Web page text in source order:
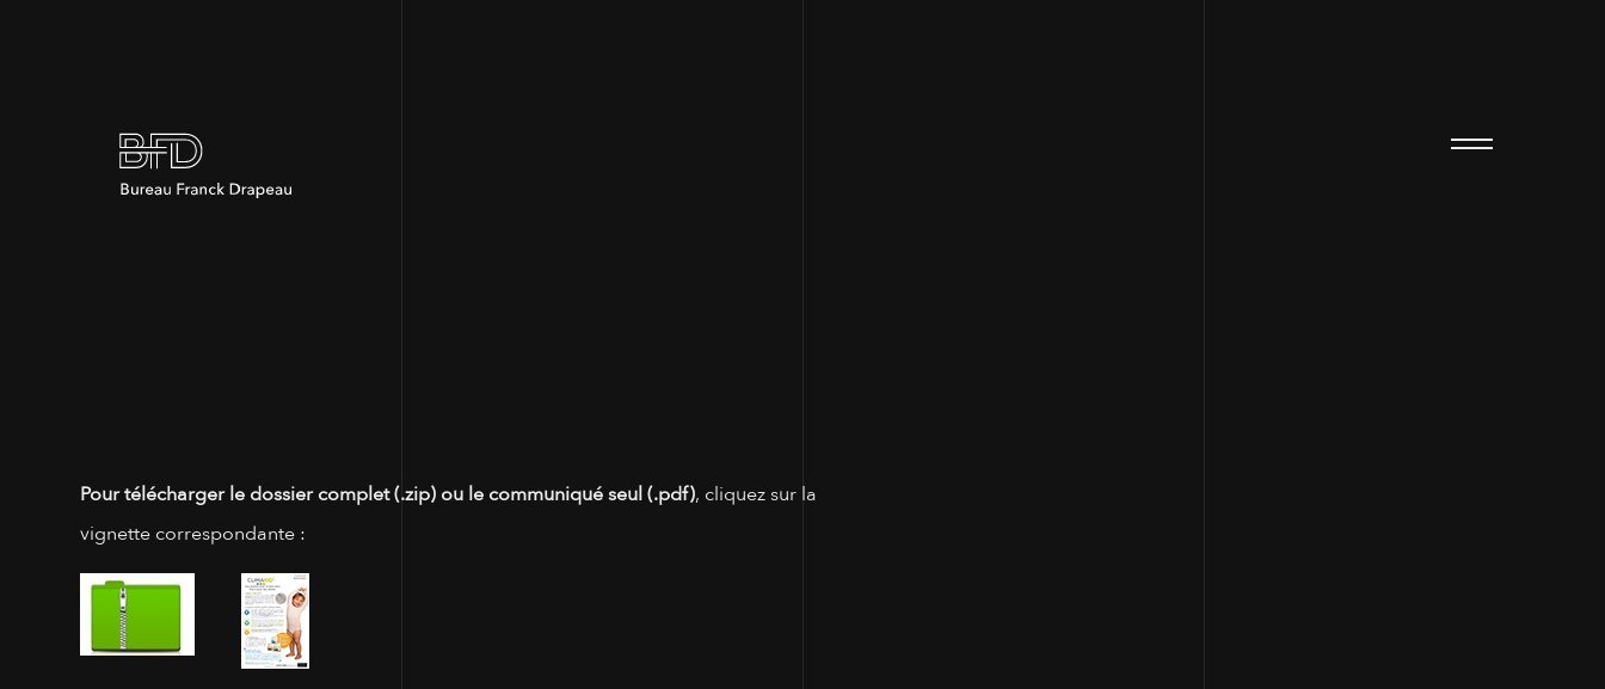
Pour télécharger le dossier complet (.zip) ou le communiqué seul (.pdf), cliquez sur la
vignette correspondante :